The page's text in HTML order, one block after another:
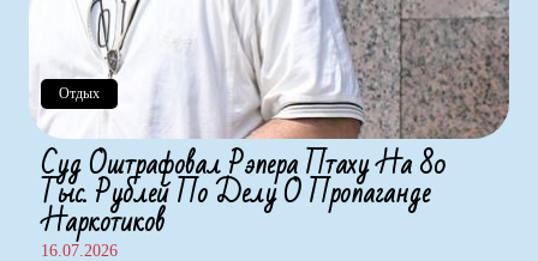
Отдых
Суд Оштрафовал Рэпера Птаху На 80
Тыс. Рублей По Делу О Пропаганде
Наркотиков
16.07.2026